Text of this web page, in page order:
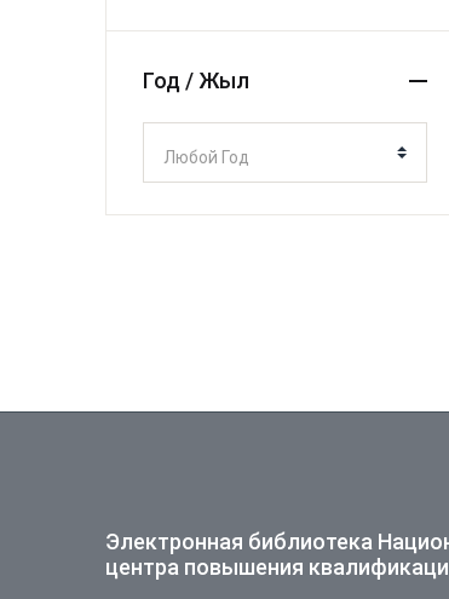
Год / Жыл
Любой Год
Электронная библиотека
центра повышения